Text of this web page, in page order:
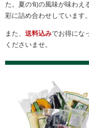
た。 夏の旬の風味が味わえ
彩に詰め合わせしています。
また、 送料込みでお得にな
くださいませ。